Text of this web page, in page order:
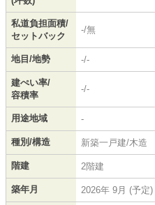
私道負担面積/
セットバック
-/無
地目/地勢 -/-
建ぺい率/
容積率
-/-
用途地域 -
種別/構造 新築一戸建/木造
階建 2階建
築年月 2026年 9月 (予定)